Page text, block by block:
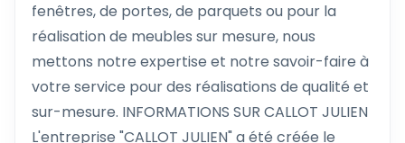
fenêtres, de portes, de parquets ou pour la
réalisation de meubles sur mesure, nous
mettons notre expertise et notre savoir-faire à
votre service pour des réalisations de qualité et
sur-mesure. INFORMATIONS SUR CALLOT JULIEN
L'entreprise "CALLOT JULIEN" a été créée le